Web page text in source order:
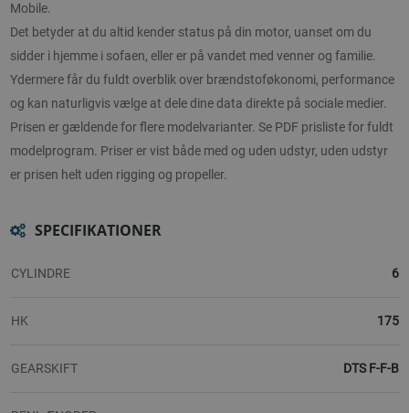
Mobile.
Det betyder at du altid kender status på din motor, uanset om du
sidder i hjemme i sofaen, eller er på vandet med venner og familie.
Ydermere får du fuldt overblik over brændstoføkonomi, performance
og kan naturligvis vælge at dele dine data direkte på sociale medier.
Prisen er gældende for flere modelvarianter. Se PDF prisliste for fuldt
modelprogram. Priser er vist både med og uden udstyr, uden udstyr
er prisen helt uden rigging og propeller.
SPECIFIKATIONER
CYLINDRE 6
HK 175
GEARSKIFT DTS F-F-B